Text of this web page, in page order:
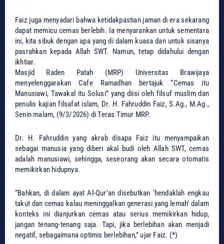
Faiz juga menyadari bahwa ketidakpastian jaman di era sekarang
dapat memicu cemas berlebih. Ia menyarankan untuk sementara
ini, kita sibuk dengan apa yang di dalam kuasa dan untuk sisanya
pasrahkan kepada Allah SWT. Namun, tetap didahului dengan
ikhtiar.
Masjid Raden Patah (MRP) Universitas Brawijaya
menyelenggarakan Cafe Ramadhan bertajuk “Cemas itu
Manusiawi, Tawakal itu Solusi” yang diisi oleh filsuf muslim dan
penulis kajian filsafat islam, Dr. H. Fahruddin Faiz, S.Ag., M.Ag.,
Senin malam, (9/3/2026) di Teras Timur MRP.
Dr. H. Fahruddin yang akrab disapa Faiz itu menyampaikan
sebagai manusia yang diberi akal budi oleh Allah SWT, cemas
adalah manusiawi, sehingga, seseorang akan secara otomatis
memikirkan hidupnya.
“Bahkan, di dalam ayat Al-Qur’an disebutkan ‘hendaklah engkau
takut dan cemas kalau meninggalkan generasi yang lemah’ dalam
konteks ini dianjurkan cemas atau serius memikirkan hidup,
jangan tenang-tenang saja. Tapi, jika berlebihan akan menjadi
negatif, sebagaimana optimis berlebihan,” ujar Faiz. (*)